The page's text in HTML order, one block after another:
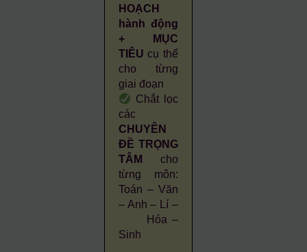
HOẠCH
hành động
+ MỤC
TIÊU cụ thể
cho từng
giai đoạn
Chắt lọc
các
CHUYÊN
ĐỀ TRỌNG
TÂM
cho
từng môn:
Toán – Văn
– Anh – Lí –
Hóa –
Sinh